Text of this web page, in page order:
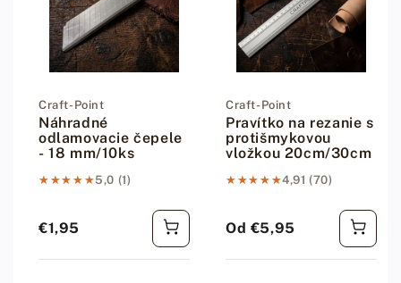
Dodávateľ:
Craft-Point
Náhradné
odlamovacie čepele
- 18 mm/10ks
★★★★★
★★★★★5,0 (1)
Bežná cena
€1,95
Dodávateľ:
Craft-Point
Pravítko na rezanie s
protišmykovou
vložkou 20cm/30cm
★★★★★
★★★★★4,91 (70)
Bežná cena
Od €5,95